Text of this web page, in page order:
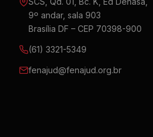
9º andar, sala 903
Brasília DF – CEP 70398-900
(61) 3321-5349
fenajud@fenajud.org.br